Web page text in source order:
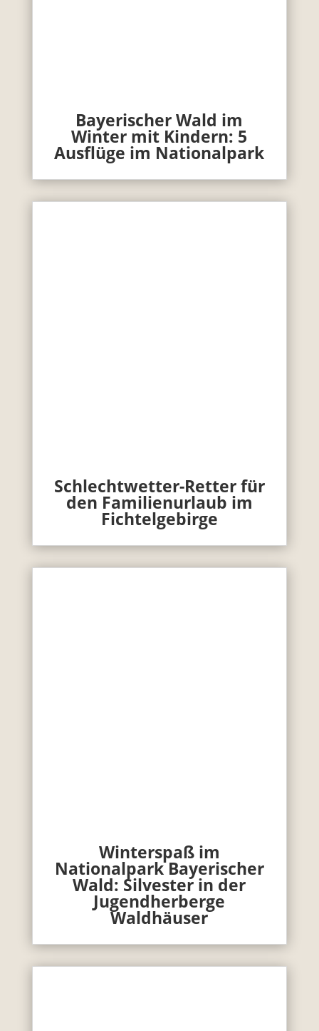
Bayerischer Wald im
Winter mit Kindern: 5
Ausflüge im Nationalpark
Schlechtwetter-Retter für
den Familienurlaub im
Fichtelgebirge
Winterspaß im
Nationalpark Bayerischer
Wald: Silvester in der
Jugendherberge
Waldhäuser